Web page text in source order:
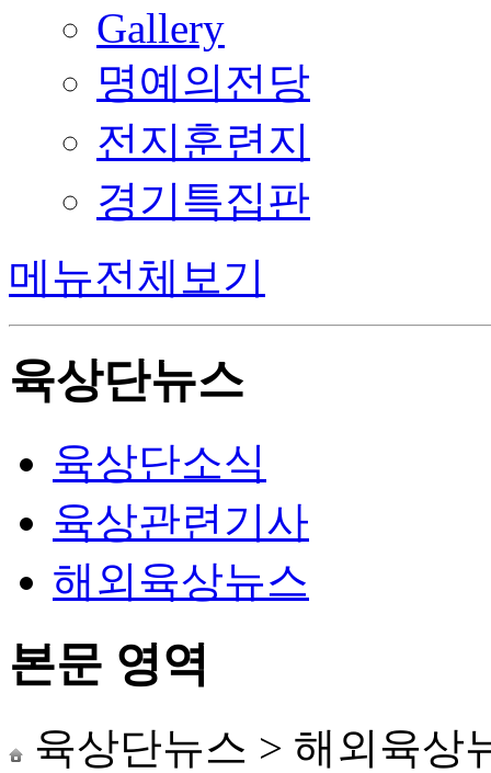
Gallery
명예의전당
전지훈련지
경기특집판
메뉴전체보기
육상단뉴스
육상단소식
육상관련기사
해외육상뉴스
본문 영역
육상단뉴스 > 해외육상